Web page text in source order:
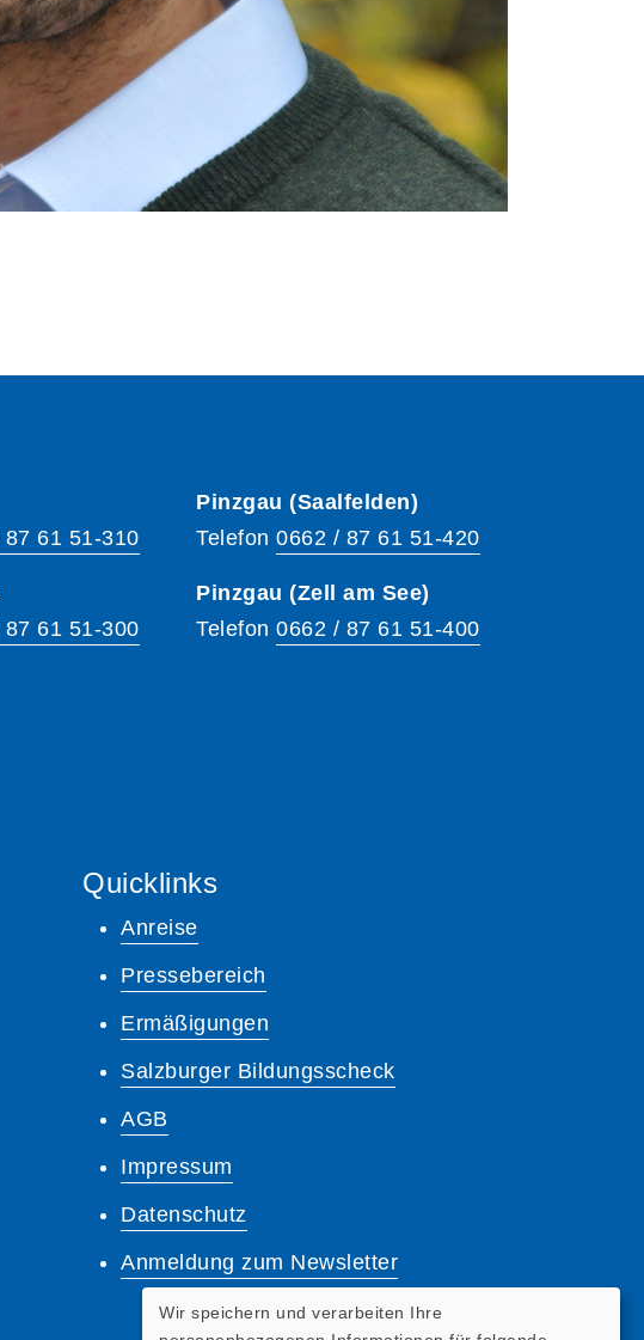
61 51-310
61 51-300
Pinzgau (Saalfelden)
Telefon 0662 / 87 61 51-420
Pinzgau (Zell am See)
Telefon 0662 / 87 61 51-400
Quicklinks
Anreise
Pressebereich
Ermäßigungen
Salzburger Bildungsscheck
AGB
Impressum
Datenschutz
Anmeldung zum Newsletter
Wir speichern und verarbeiten Ihre